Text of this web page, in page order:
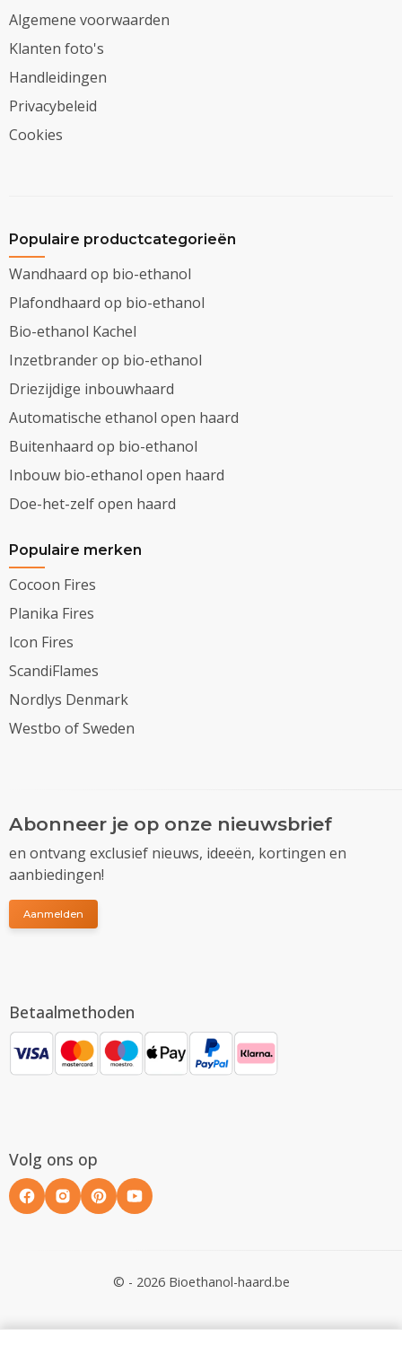
Algemene voorwaarden
Klanten foto's
Handleidingen
Privacybeleid
Cookies
Populaire productcategorieën
Wandhaard op bio-ethanol
Plafondhaard op bio-ethanol
Bio-ethanol Kachel
Inzetbrander op bio-ethanol
Driezijdige inbouwhaard
Automatische ethanol open haard
Buitenhaard op bio-ethanol
Inbouw bio-ethanol open haard
Doe-het-zelf open haard
Populaire merken
Cocoon Fires
Planika Fires
Icon Fires
ScandiFlames
Nordlys Denmark
Westbo of Sweden
Abonneer je op onze nieuwsbrief
en ontvang exclusief nieuws, ideeën, kortingen en
aanbiedingen!
Aanmelden
Betaalmethoden
Volg ons op
© - 2026 Bioethanol-haard.be